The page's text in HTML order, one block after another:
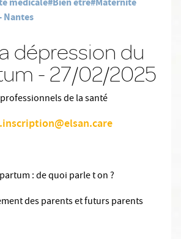
Nantes
dépression du
- 27/02/2025
de la santé
: de quoi parle t on ?
des parents et futurs parents